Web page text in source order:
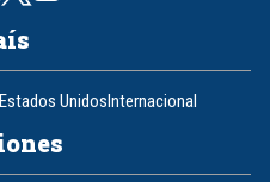
Estados Unidos Internacional